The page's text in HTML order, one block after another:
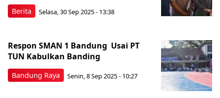
Berita Selasa, 30 Sep 2025 - 13:38
Bandung Raya
Respon SMAN 1 Bandung Usai PT
TUN Kabulkan Banding
Senin, 8 Sep 2025 - 10:27